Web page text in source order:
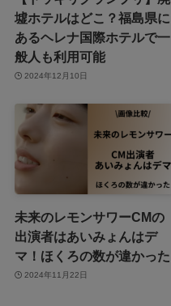
墟ホテルはどこ？福島県に
あるヘレナ国際ホテルで一
般人も利用可能
2024年12月10日
未来のレモンサワーCMの
出演者はあいみょんはデ
マ！ほくろの数が違かった
2024年11月22日